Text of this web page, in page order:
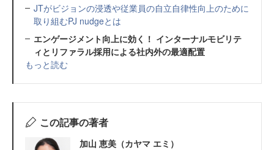
JTがビジョンの浸透や従業員の自立自律性向上のために
取り組むPJ nudgeとは
エンゲージメント向上に効く！ インターナルモビリテ
ィとリファラル採用による社内外の最適配置
もっと読む
この記事の著者
加山 恵美（カヤマ エミ）